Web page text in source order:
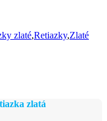
zlaté,Retiazky,Zlaté
zlatá